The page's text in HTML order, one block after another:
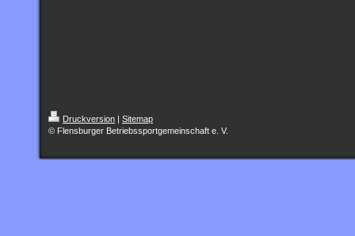
Druckversion | Sitemap
© Flensburger Betriebssportgemeinschaft e. V.